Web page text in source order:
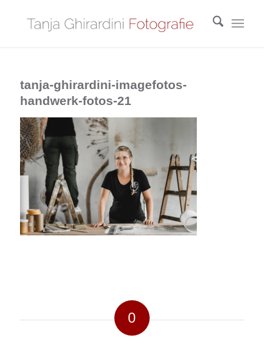
tanja-ghirardini-imagefotos-
handwerk-fotos-21
0